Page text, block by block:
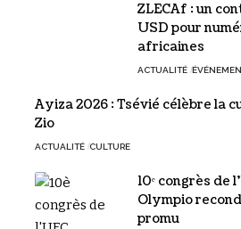
ZLECAf : un
USD pour
africaines
ACTUALITÉ
Ayiza 2026 : Tsévié célèbre la
Zio
ACTUALITÉ CULTURE
10ᵉ congrès de
Olympio
promu